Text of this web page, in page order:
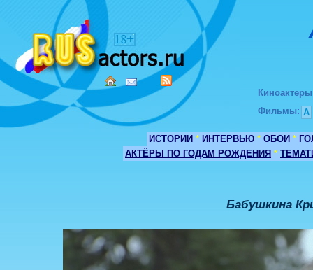
Киноактеры
Фильмы: А
ИСТОРИИ * ИНТЕРВЬЮ * ОБОИ *
АКТЁРЫ ПО ГОДАМ РОЖДЕНИЯ *
Бабушкина